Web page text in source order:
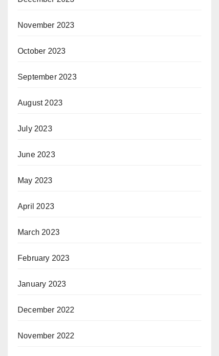
November 2023
October 2023
September 2023
August 2023
July 2023
June 2023
May 2023
April 2023
March 2023
February 2023
January 2023
December 2022
November 2022